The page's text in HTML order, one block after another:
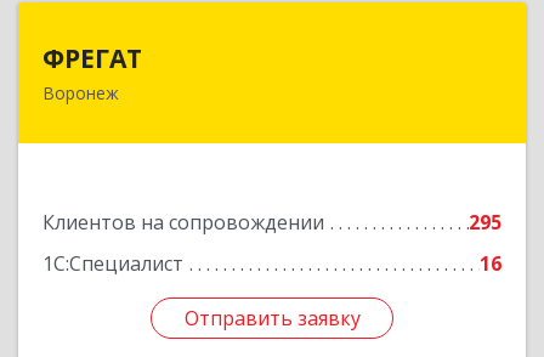
ФРЕГАТ
Воронеж
Клиентов на сопровождении
295
1С:Специалист
16
Отправить заявку
Отправить заявку